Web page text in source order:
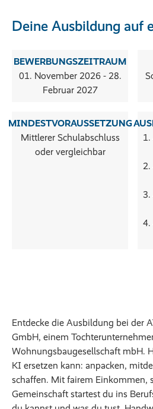
Deine Ausbildung auf
BEWERBUNGSZEITRAUM
01. November 2026 - 28.
Februar 2027
MINDESTVORAUSSETZUNG
Mittlerer Schulabschluss
oder vergleichbar
3.
4.
Entdecke die Ausbildung bei der
GmbH, einem
Wohnungsbaugesellschaft mbH.
KI ersetzen kann: anpacken,
schaffen. Mit fairem Einkommen,
Gemeinschaft startest du ins